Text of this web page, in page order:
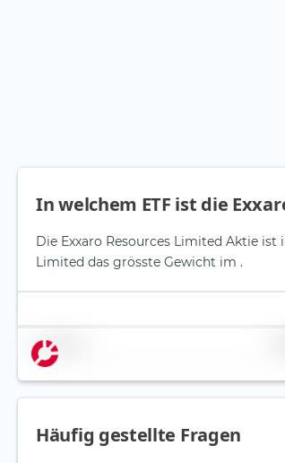
In welchem ETF ist die
Die Exxaro Resources Limited Aktie ist
Limited das grösste Gewicht im .
Name
Häufig gestellte Fragen